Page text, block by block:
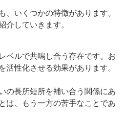
、いくつかの特徴があります。
介していきます。
ベルで共鳴し合う存在です。お
活性化させる効果があります。
の長所短所を補い合う関係にあ
は、もう一方の苦手なことであ